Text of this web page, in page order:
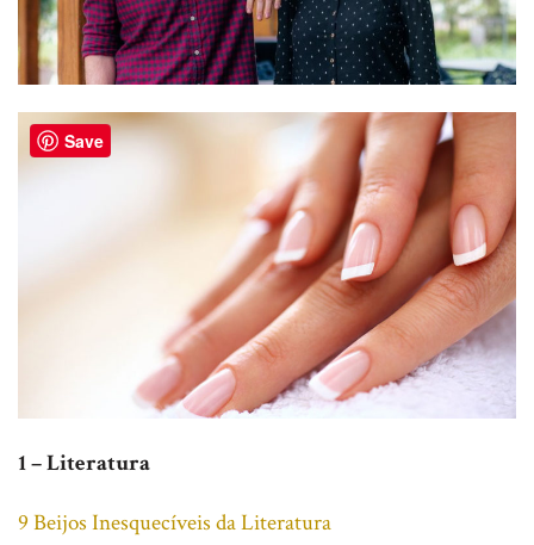
1 – Literatura
9 Beijos Inesquecíveis da Literatura
Save